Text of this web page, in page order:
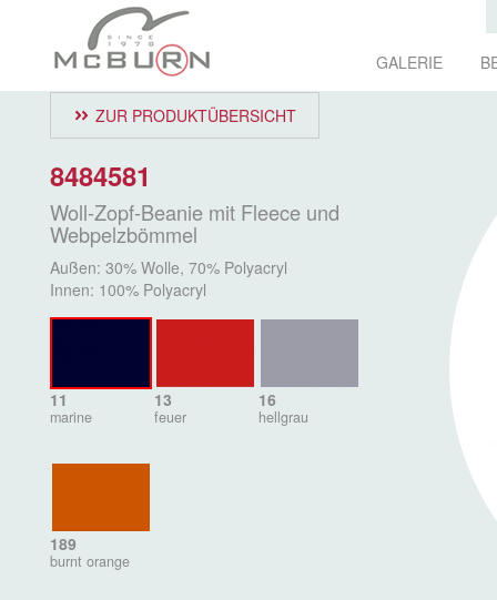
GALERIE
ZUR PRODUKTÜBERSICHT
8484581
Woll-Zopf-Beanie mit Fleece und
Webpelzbömmel
Außen: 30% Wolle, 70% Polyacryl
Innen: 100% Polyacryl
11
marine
13
feuer
16
hellgrau
189
burnt orange